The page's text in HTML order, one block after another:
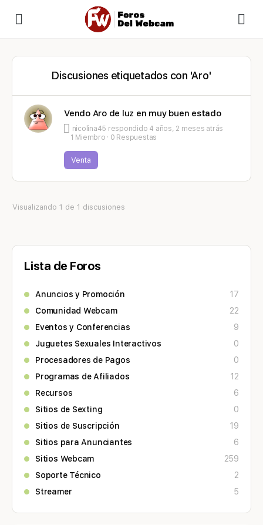
Discusiones etiquetados con 'Aro'
Vendo Aro de luz en muy buen estado
nicolina45 respondido 4 años, 2 meses atrás
1 Miembro · 0 Respuestas
Venta
Visualizando 1 de 1 discusiones
Lista de Foros
Anuncios y Promoción
17
Comunidad Webcam
22
Eventos y Conferencias
9
Juguetes Sexuales Interactivos
0
Procesadores de Pagos
0
Programas de Afiliados
12
Recursos
6
Sitios de Sexting
0
Sitios de Suscripción
19
Sitios para Anunciantes
6
Sitios Webcam
259
Soporte Técnico
2
Streamer
5